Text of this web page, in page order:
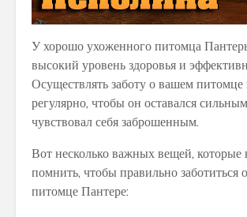
У хорошо ухоженного питомца
высокий уровень здоровья и
Осуществлять заботу о вашем питомце
регулярно, чтобы он оставался
чувствовал себя заброшенным.
Вот несколько важных вещей,
помнить, чтобы правильно заботиться
питомце Пантере: